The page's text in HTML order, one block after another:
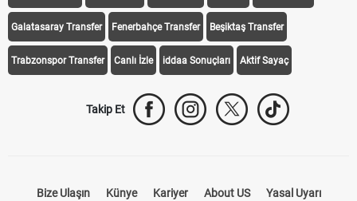
Galatasaray Transfer Fenerbahçe Transfer Beşiktaş Transfer
Trabzonspor Transfer Canlı İzle iddaa Sonuçları Aktif Sayaç
Takip Et
Bize Ulaşın Künye Kariyer About US Yasal Uyarı